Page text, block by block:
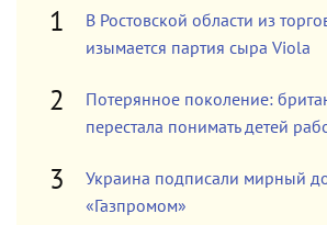
В Ростовской области из
изымается партия сыра Viola
Потерянное поколение:
перестала понимать детей
Украина подписали мирный
«Газпромом»